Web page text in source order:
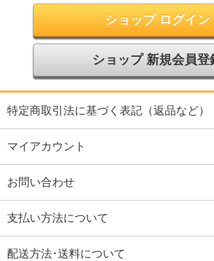
ショップ ログイン
ショップ 新規会員登
特定商取引法に基づく表記（返品など）
マイアカウント
お問い合わせ
支払い方法について
配送方法･送料について